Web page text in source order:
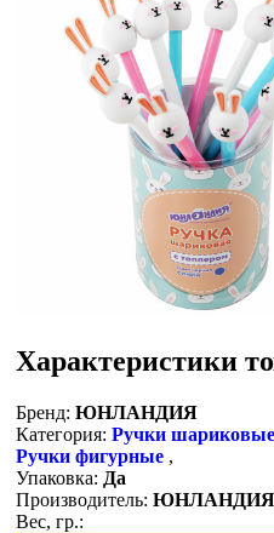
Характеристики
Бренд: ЮНЛАНДИЯ
Категория: Ручки шариковые
Ручки фигурные ,
Упаковка: Да
Производитель: ЮНЛАНДИЯ
Вес, гр.: